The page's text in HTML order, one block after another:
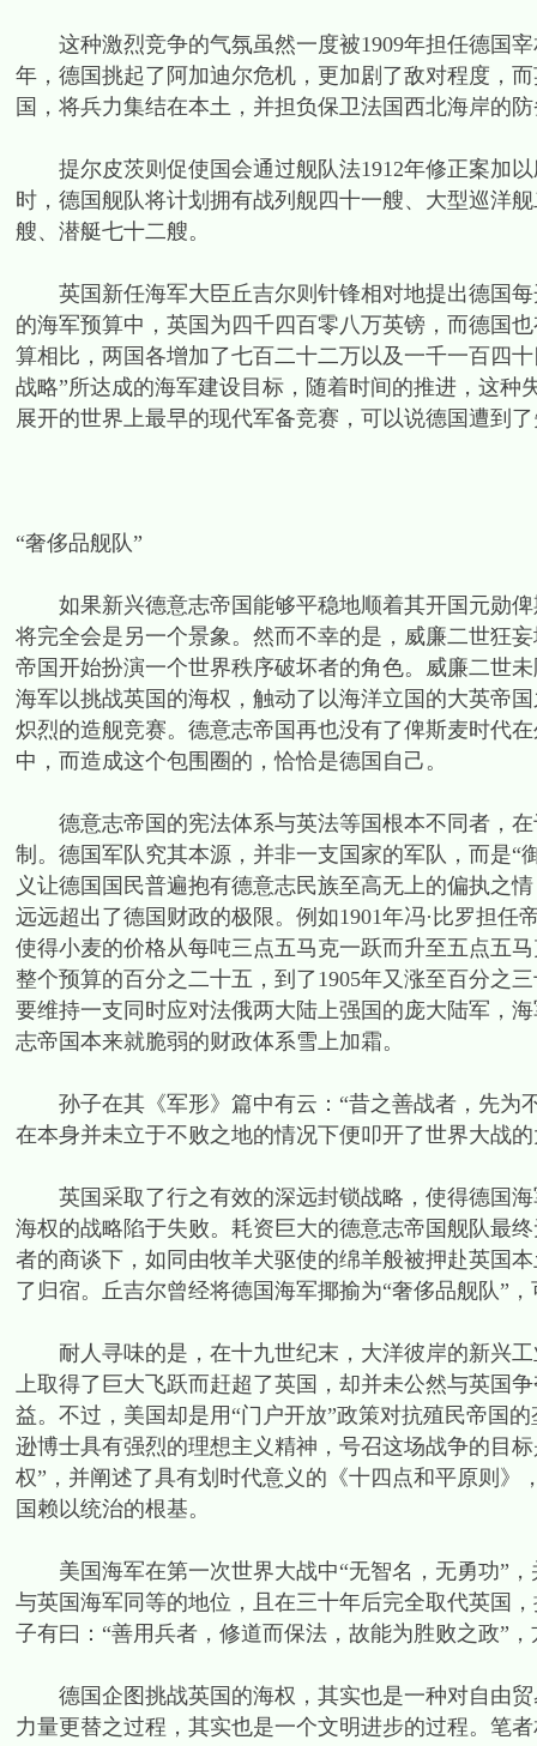
这种激烈竞争的气氛虽然一度被1909年担任德国宰
年，德国挑起了阿加迪尔危机，更加剧了敌对程度，
国，将兵力集结在本土，并担负保卫法国西北海岸的
提尔皮茨则促使国会通过舰队法1912年修正案加以
时，德国舰队将计划拥有战列舰四十一艘、大型巡洋
艘、潜艇七十二艘。
英国新任海军大臣丘吉尔则针锋相对地提出德国每
的海军预算中，英国为四千四百零八万英镑，而德国
算相比，两国各增加了七百二十二万以及一千一百四
战略”所达成的海军建设目标，随着时间的推进，这
展开的世界上最早的现代军备竞赛，可以说德国遭到
“奢侈品舰队”
如果新兴德意志帝国能够平稳地顺着其开国元勋俾
将完全会是另一个景象。然而不幸的是，威廉二世狂
帝国开始扮演一个世界秩序破坏者的角色。威廉二世
海军以挑战英国的海权，触动了以海洋立国的大英帝
炽烈的造舰竞赛。德意志帝国再也没有了俾斯麦时代
中，而造成这个包围圈的，恰恰是德国自己。
德意志帝国的宪法体系与英法等国根本不同者，在
制。德国军队究其本源，并非一支国家的军队，而是
义让德国国民普遍抱有德意志民族至高无上的偏执之
远远超出了德国财政的极限。例如1901年冯·比罗担
使得小麦的价格从每吨三点五马克一跃而升至五点五
整个预算的百分之二十五，到了1905年又涨至百分之
要维持一支同时应对法俄两大陆上强国的庞大陆军，
志帝国本来就脆弱的财政体系雪上加霜。
孙子在其《军形》篇中有云：“昔之善战者，先为
在本身并未立于不败之地的情况下便叩开了世界大战
英国采取了行之有效的深远封锁战略，使得德国海
海权的战略陷于失败。耗资巨大的德意志帝国舰队最
者的商谈下，如同由牧羊犬驱使的绵羊般被押赴英国
了归宿。丘吉尔曾经将德国海军揶揄为“奢侈品舰队”
耐人寻味的是，在十九世纪末，大洋彼岸的新兴工
上取得了巨大飞跃而赶超了英国，却并未公然与英国
益。不过，美国却是用“门户开放”政策对抗殖民帝国
逊博士具有强烈的理想主义精神，号召这场战争的目
权”，并阐述了具有划时代意义的《十四点和平原则
国赖以统治的根基。
美国海军在第一次世界大战中“无智名，无勇功”，
与英国海军同等的地位，且在三十年后完全取代英国
子有曰：“善用兵者，修道而保法，故能为胜败之政”
德国企图挑战英国的海权，其实也是一种对自由贸
力量更替之过程，其实也是一个文明进步的过程。笔